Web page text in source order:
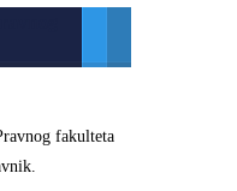
fakulteta